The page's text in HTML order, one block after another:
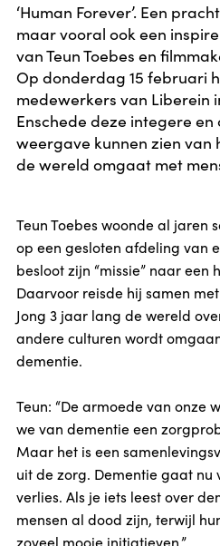
‘Human Forever’. Een
maar vooral ook een
van Teun Toebes en
Op donderdag 15 februari
medewerkers van Liberein
Enschede deze integere
weergave kunnen zien van
de wereld omgaat met
Teun Toebes woonde al jaren
op een gesloten afdeling van
besloot zijn “missie” naar een
Daarvoor reisde hij samen
Jong 3 jaar lang de wereld
andere culturen wordt
dementie.
Teun: “De armoede van onze
we van dementie een
Maar het is een
uit de zorg. Dementie gaat nu
verlies. Als je iets leest over
mensen al dood zijn, terwijl
zoveel mooie initiatieven.”